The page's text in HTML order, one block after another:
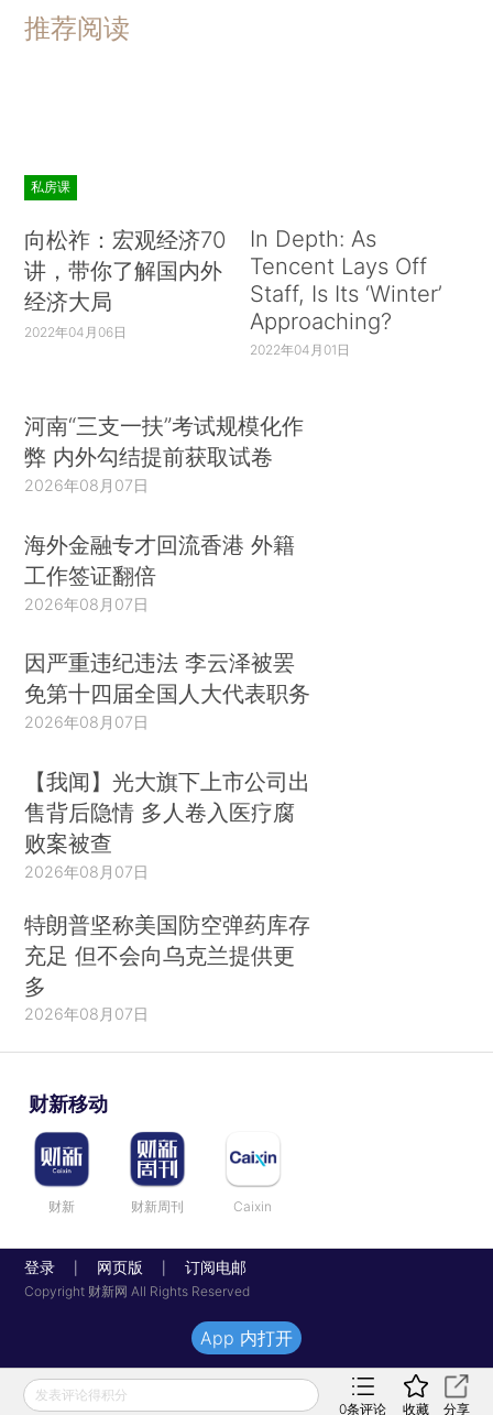
推荐阅读
私房课
向松祚：宏观经济70
讲，带你了解国内外
经济大局
2022年04月06日
In Depth: As
Tencent Lays Off
Staff, Is Its ‘Winter’
Approaching?
2022年04月01日
河南“三支一扶”考试规模化作
弊 内外勾结提前获取试卷
2026年08月07日
海外金融专才回流香港 外籍
工作签证翻倍
2026年08月07日
因严重违纪违法 李云泽被罢
免第十四届全国人大代表职务
2026年08月07日
【我闻】光大旗下上市公司出
售背后隐情 多人卷入医疗腐
败案被查
2026年08月07日
特朗普坚称美国防空弹药库存
充足 但不会向乌克兰提供更
多
2026年08月07日
财新移动
财新 财新周刊 Caixin
登录 网页版 订阅电邮
Copyright 财新网 All Rights Reserved
发表评论得积分
0条评论 收藏 分享
App 内打开